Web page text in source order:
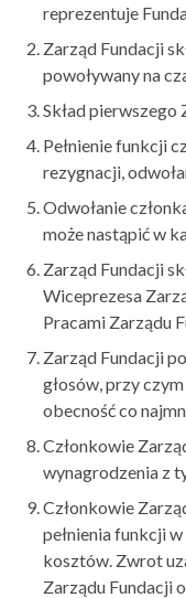
reprezentuje
Zarząd Fundacji
powoływany na
Skład pierwszego
Pełnienie funkcji
rezygnacji,
Odwołanie
może nastąpić w
Zarząd Fundacji
Wiceprezesa
Pracami Zarządu
Zarząd Fundacji
głosów, przy
obecność co
Członkowie
wynagrodzenia z
Członkowie
pełnienia funkcji
kosztów. Zwrot
Zarządu Fundacji